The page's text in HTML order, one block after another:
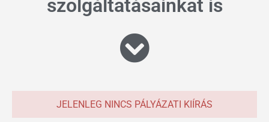
szolgáltatásainkat is
JELENLEG NINCS PÁLYÁZATI KIÍRÁS